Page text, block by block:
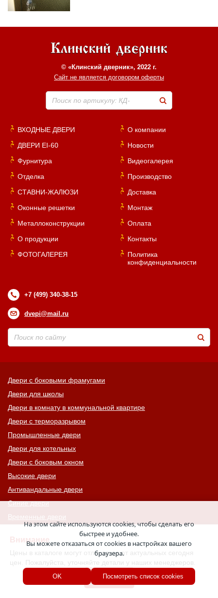
Внимание
Цены в каталоге могут отличаться от актуальных сегодня
цен. Пожалуйста, уточняйте детали у наших менеджеров.
Хорошо
© «Клинский дверник», 2022 г.
Сайт не является договором оферты
Поиск по артикулу: КД-
ВХОДНЫЕ ДВЕРИ
ДВЕРИ EI-60
Фурнитура
Отделка
СТАВНИ-ЖАЛЮЗИ
Оконные решетки
Металлоконструкции
О продукции
ФОТОГАЛЕРЕЯ
О компании
Новости
Видеогалерея
Производство
Доставка
Монтаж
Оплата
Контакты
Политика
конфиденциальности
+7 (499) 340-38-15
dvepi@mail.ru
Двери с боковыми фрамугами
Двери для школы
Двери в комнату в коммунальной квартире
Двери с терморазрывом
Промышленные двери
Двери для котельных
Двери с боковым окном
Высокие двери
Антивандальные двери
Синие двери
Временные двери
Полуторапольные двери
Двери для лифтовых холлов
Двухконтурные двери
Двери в мусорокамеру
На этом сайте используются cookies, чтобы сделать его
быстрее и удобнее.
Вы можете отказаться от cookies в настройках вашего
браузера.
OK Посмотреть список cookies